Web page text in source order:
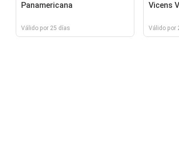
Panamericana
Válido por 25 días
Vicens
Válido por